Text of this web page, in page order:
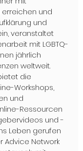
erreichen und
und
veranstaltet
mit LGBTQ-
jährlich
weltweit.
die
Workshops,
und
Ressourcen
und -
Leben gerufen
Advice Network